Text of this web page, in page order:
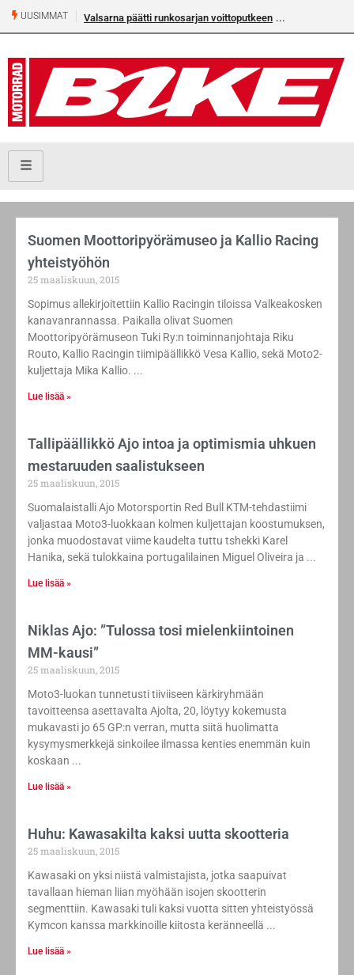
UUSIMMAT Valsarna päätti runkosarjan voittoputkeen
Suomen Moottoripyörämuseo ja Kallio Racing
yhteistyöhön
25 maaliskuun, 2015
Sopimus allekirjoitettiin Kallio Racingin tiloissa Valkeakosken
kanavanrannassa. Paikalla olivat Suomen
Moottoripyörämuseon Tuki Ry:n toiminnanjohtaja Riku
Routo, Kallio Racingin tiimipäällikkö Vesa Kallio, sekä Moto2-
kuljettaja Mika Kallio.
Lue lisää »
Tallipäällikkö Ajo intoa ja optimismia uhkuen
mestaruuden saalistukseen
25 maaliskuun, 2015
Suomalaistalli Ajo Motorsportin Red Bull KTM-tehdastiimi
valjastaa Moto3-luokkaan kolmen kuljettajan koostumuksen,
jonka muodostavat viime kaudelta tuttu tshekki Karel
Hanika, sekä tulokkaina portugalilainen Miguel Oliveira ja
Lue lisää »
Niklas Ajo: ”Tulossa tosi mielenkiintoinen
MM-kausi”
25 maaliskuun, 2015
Moto3-luokan tunnetusti tiiviiseen kärkiryhmään
tavoitteensa asettavalta Ajolta, 20, löytyy kokemusta
mukavasti jo 65 GP:n verran, mutta siitä huolimatta
kysymysmerkkejä sinkoilee ilmassa kenties enemmän kuin
koskaan
Lue lisää »
Huhu: Kawasakilta kaksi uutta skootteria
25 maaliskuun, 2015
Kawasaki on yksi niistä valmistajista, jotka saapuivat
tavallaan hieman liian myöhään isojen skootterin
segmenttiin. Kawasaki tuli kaksi vuotta sitten yhteistyössä
Kymcon kanssa markkinoille kiitosta keränneellä
Lue lisää »